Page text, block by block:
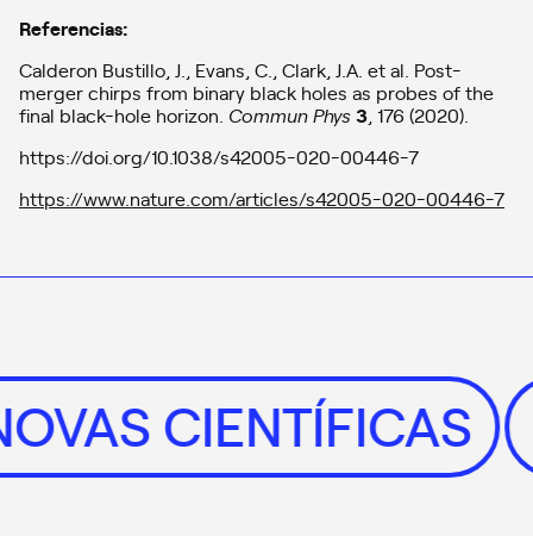
Referencias:
Calderon Bustillo, J., Evans, C., Clark, J.A. et al. Post-
merger chirps from binary black holes as probes of the
final black-hole horizon. Commun Phys3 , 176 (2020).
https://doi.org/10.1038/s42005-020-00446-7
https://www.nature.com/articles/s42005-020-00446-7
NOVAS CIENTÍFICAS